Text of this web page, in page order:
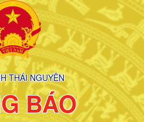
THÁI NGUYÊN
BÁO